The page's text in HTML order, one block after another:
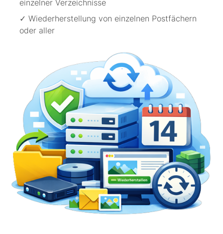
einzelner Verzeichnisse
✓ Wiederherstellung von einzelnen Postfächern
oder aller